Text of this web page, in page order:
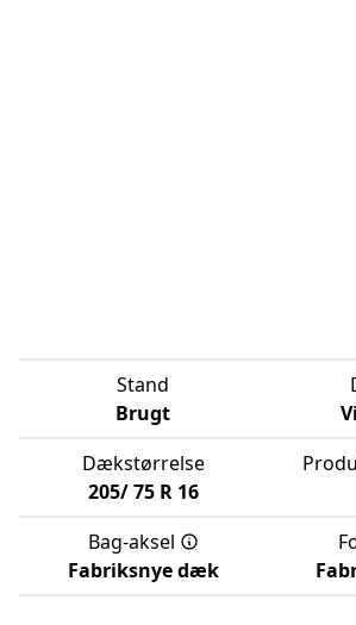
Stand
Brugt
Dækstørrelse
205/ 75 R 16
Bag-aksel
Fabriksnye dæk